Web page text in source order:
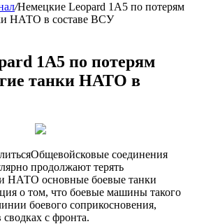
/Немецкие Leopard 1A5 по потерям
НАТО в составе ВСУ
1A5 по потерям
танки НАТО в
Общевойсковые соединения
продолжают терять
НАТО основные боевые танки
о том, что боевые машины такого
боевого соприкосновения,
сводках с фронта.